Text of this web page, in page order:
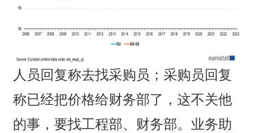
人员回复称去找采购员；采购员回复
称已经把价格给财务部了，这不关他
的事，要找工程部、财务部。业务助